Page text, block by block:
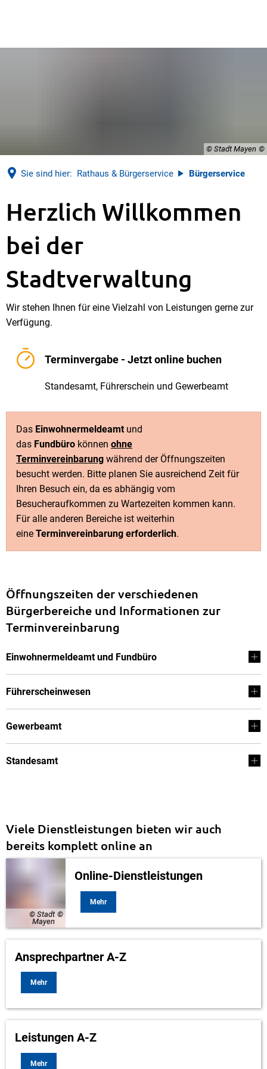
© Stadt Mayen
Sie sind hier: Rathaus & Bürgerservice Bürgerservice
Bürgerservice
Herzlich Willkommen
bei der
Stadtverwaltung
Wir stehen Ihnen für eine Vielzahl von Leistungen gerne zur
Verfügung.
Terminvergabe - Jetzt online buchen
Standesamt, Führerschein und Gewerbeamt
Das Einwohnermeldeamtund
das Fundbüro können ohne
Terminvereinbarung während der Öffnungszeiten
besucht werden. Bitte planen Sie ausreichend Zeit für
Ihren Besuch ein, da es abhängig vom
Besucheraufkommen zu Wartezeiten kommen kann.
Für alle anderen Bereiche ist weiterhin
eine Terminvereinbarung erforderlich.
Öffnungszeiten der verschiedenen
Bürgerbereiche und Informationen zur
Terminvereinbarung
Einwohnermeldeamt und Fundbüro
Führerscheinwesen
Gewerbeamt
Standesamt
Viele Dienstleistungen bieten wir auch
bereits komplett online an
© Stadt
Mayen
Online-Dienstleistungen
Mehr
Ansprechpartner A-Z
Mehr
Leistungen A-Z
Mehr